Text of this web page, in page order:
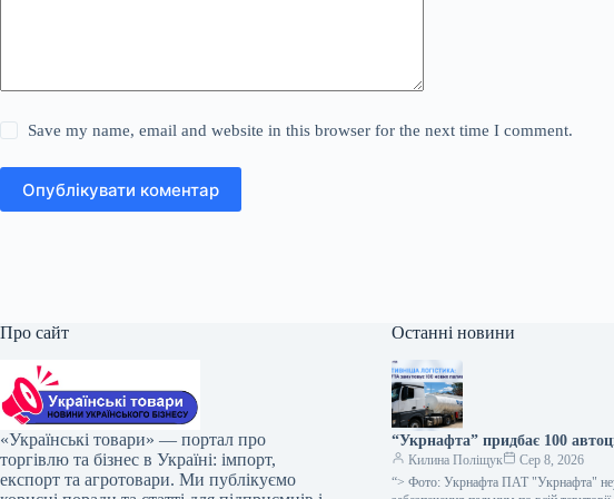
Save my name, email and website in this browser for the next time I comment.
Опублікувати коментар
Про сайт
«Українські товари» — портал про
торгівлю та бізнес в Україні: імпорт,
експорт та агротовари. Ми публікуємо
Останні новини
“Укрнафта” придбає 100
Килина Поліщук
Сер 8, 2026
“> Фото: Укрнафта ПАТ "Укрнафта"